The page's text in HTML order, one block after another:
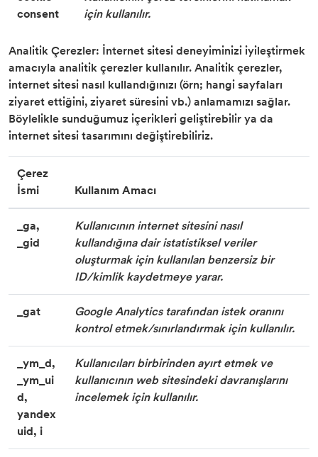
consent
için kullanılır.
Analitik Çerezler: İnternet sitesi deneyiminizi iyileştirmek
amacıyla analitik çerezler kullanılır. Analitik çerezler,
internet sitesi nasıl kullandığınızı (örn; hangi sayfaları
ziyaret ettiğini, ziyaret süresini vb.) anlamamızı sağlar.
Böylelikle sunduğumuz içerikleri geliştirebilir ya da
internet sitesi tasarımını değiştirebiliriz.
Çerez
İsmi
Kullanım Amacı
_ga,
_gid
Kullanıcının internet sitesini nasıl
kullandığına dair istatistiksel veriler
oluşturmak için kullanılan benzersiz bir
ID/kimlik kaydetmeye yarar.
_gat
Google Analytics tarafından istek oranını
kontrol etmek/sınırlandırmak için kullanılır.
_ym_d,
_ym_ui
d,
yandex
uid, i
Kullanıcıları birbirinden ayırt etmek ve
kullanıcının web sitesindeki davranışlarını
incelemek için kullanılır.